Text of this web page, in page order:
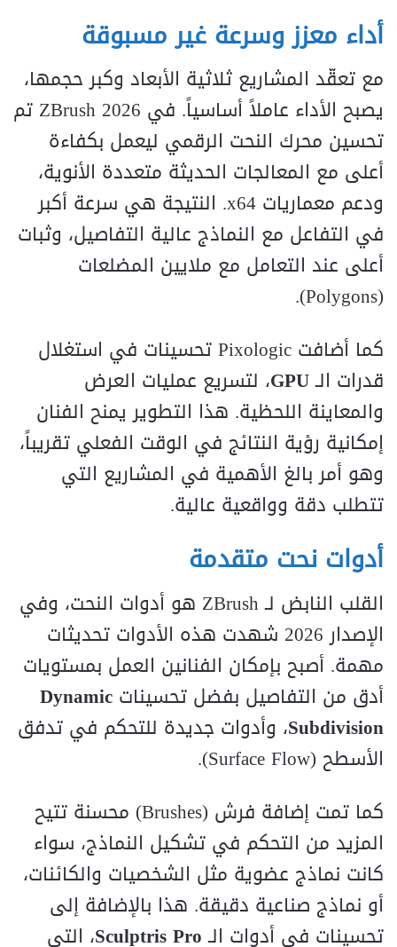
أداء معزز وسرعة غير مسبوقة
مع تعقّد المشاريع ثلاثية الأبعاد وكبر حجمها،
يصبح الأداء عاملاً أساسياً. في ZBrush 2026 تم
تحسين محرك النحت الرقمي ليعمل بكفاءة
أعلى مع المعالجات الحديثة متعددة الأنوية،
ودعم معماريات x64. النتيجة هي سرعة أكبر
في التفاعل مع النماذج عالية التفاصيل، وثبات
أعلى عند التعامل مع ملايين المضلعات
(Polygons).
كما أضافت Pixologic تحسينات في استغلال
قدرات الـGPU، لتسريع عمليات العرض
والمعاينة اللحظية. هذا التطوير يمنح الفنان
إمكانية رؤية النتائج في الوقت الفعلي تقريباً،
وهو أمر بالغ الأهمية في المشاريع التي
تتطلب دقة وواقعية عالية.
أدوات نحت متقدمة
القلب النابض لـ ZBrush هو أدوات النحت، وفي
الإصدار 2026 شهدت هذه الأدوات تحديثات
مهمة. أصبح بإمكان الفنانين العمل بمستويات
أدق من التفاصيل بفضل تحسينات Dynamic
Subdivision، وأدوات جديدة للتحكم في تدفق
الأسطح (Surface Flow).
كما تمت إضافة فرش (Brushes) محسنة تتيح
المزيد من التحكم في تشكيل النماذج، سواء
كانت نماذج عضوية مثل الشخصيات والكائنات،
أو نماذج صناعية دقيقة. هذا بالإضافة إلى
تحسينات في أدوات الـSculptris Pro، التي